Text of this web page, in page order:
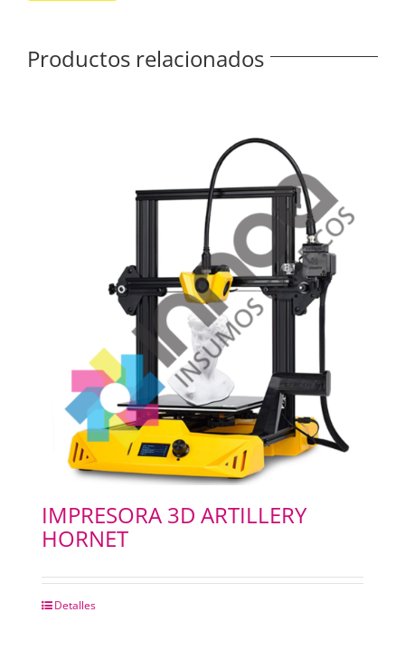
Productos relacionados
IMPRESORA 3D ARTILLERY
HORNET
Detalles